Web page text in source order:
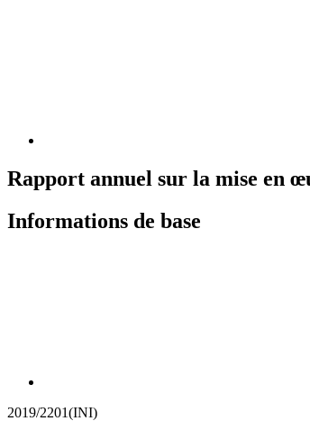
Rapport annuel sur la mise en
Informations de base
2019/2201(INI)